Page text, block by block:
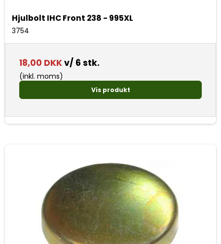
Hjulbolt IHC Front 238 - 995XL
3754
18,00 DKKv/ 6 stk.
(inkl. moms)
Vis produkt